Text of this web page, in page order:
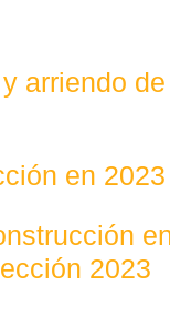
arriendo
en 2023
2023